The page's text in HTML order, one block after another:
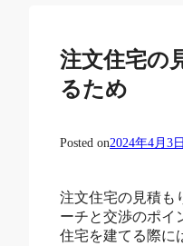
注文住宅の
るため
Posted on2024年4月3日
注文住宅の見積も
ーチと交渉のポイ
住宅を建てる際に